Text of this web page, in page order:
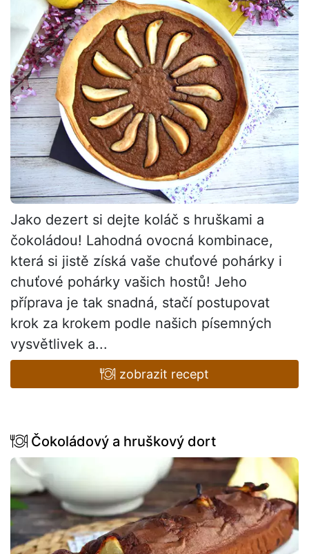
Jako dezert si dejte koláč s hruškami a
čokoládou! Lahodná ovocná kombinace,
která si jistě získá vaše chuťové pohárky i
chuťové pohárky vašich hostů! Jeho
příprava je tak snadná, stačí postupovat
krok za krokem podle našich písemných
vysvětlivek a...
zobrazit recept
Čokoládový a hruškový dort